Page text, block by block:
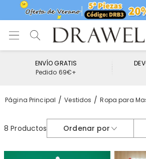
ENVÍO GRATIS
Pedido 69€+
Página Principal Vestidos Ropa para
8 Productos Ordenar por